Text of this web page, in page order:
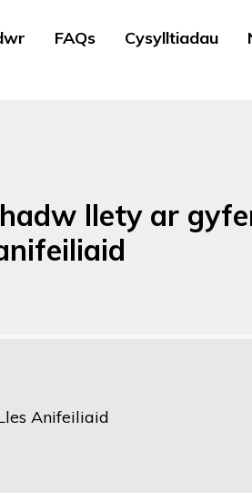
FAQs Cysylltiadau
llety ar
Anifeiliaid